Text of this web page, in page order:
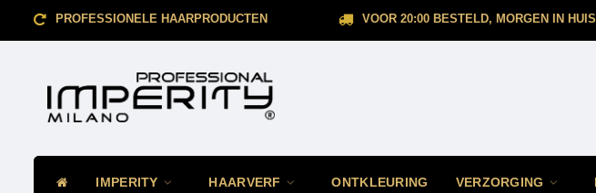
PROFESSIONELE HAARPRODUCTEN VOOR 20:00 BESTELD, MORGEN IN HUIS
IMPERITY HAARVERF ONTKLEURING VERZORGING